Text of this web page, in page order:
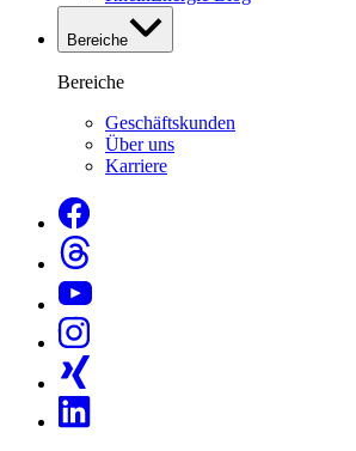
Bereiche
Bereiche
Geschäftskunden
Über uns
Karriere